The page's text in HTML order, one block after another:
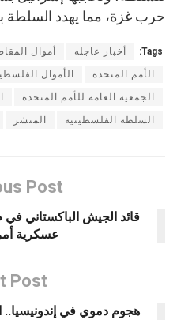
حرب غزة، مما يهدد السلطة
Tags: أخبار عاجله أموال
الأمم المتحدة الأموال
الجمعية العامة للأمم المتحدة
السلطة الفلسطينية المنشر
Post
قائد الجيش الباكستاني في
عسكرية
Post